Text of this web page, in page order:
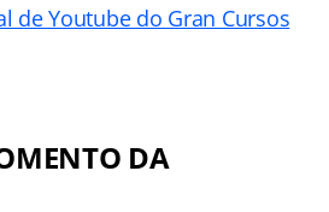
de Youtube do Gran Cursos
DA